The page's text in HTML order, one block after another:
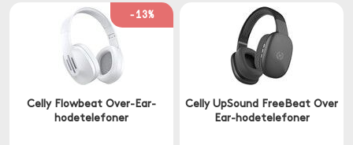
-13%
Celly Flowbeat Over-Ear-
hodetelefoner
Celly UpSound FreeBeat Over
Ear-hodetelefoner